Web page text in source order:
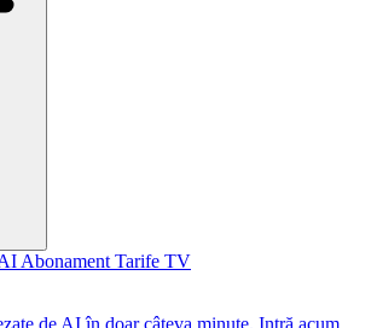
Abonament Tarife TV
de AI în doar câteva minute. Intră acum